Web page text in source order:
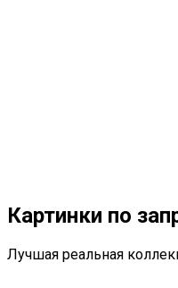
Картинки по
Лучшая реальная